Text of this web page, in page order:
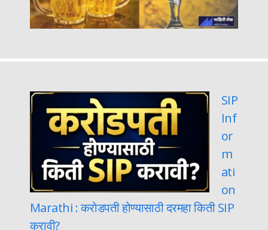
SIP
Inf
or
m
ati
on
Marathi : करोडपती होण्यासाठी दरमहा किती SIP
करावी?